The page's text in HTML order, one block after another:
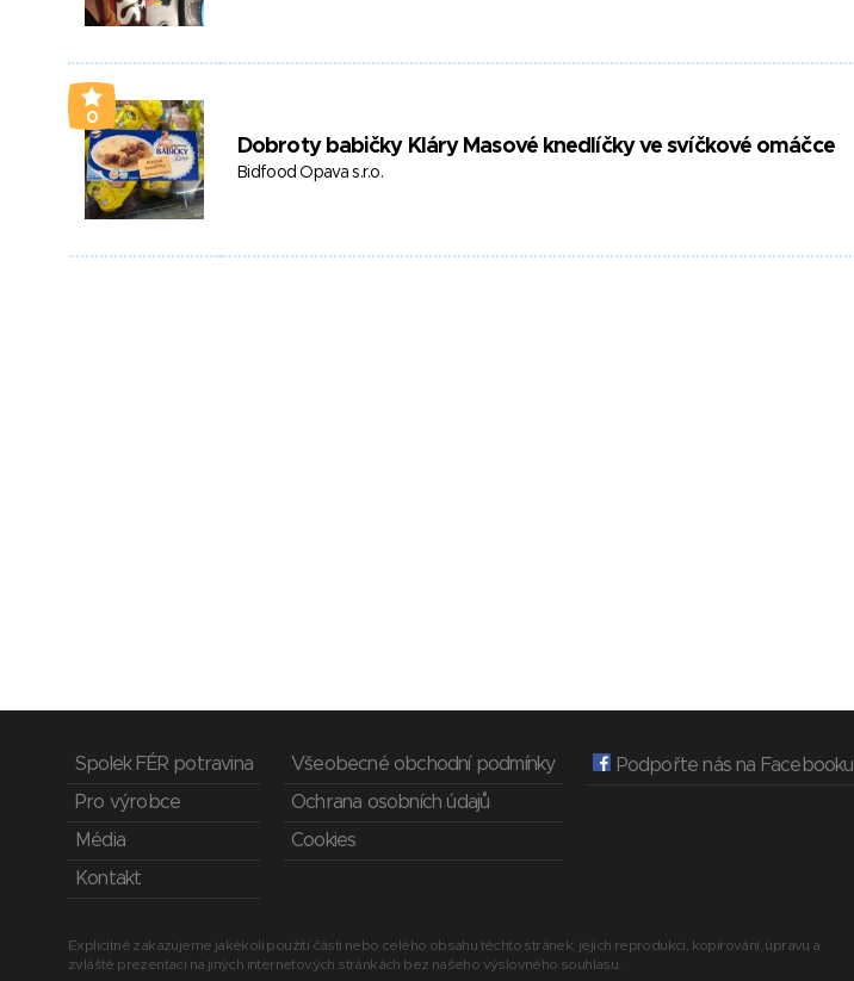
0
Dobroty babičky Kláry Masové knedlíčky ve svíčkové omáčce
Bidfood Opava s.r.o.
Spolek FÉR potravina
Pro výrobce
Média
Kontakt
Všeobecné obchodní podmínky
Ochrana osobních údajů
Cookies
Podpořte nás na Facebooku
Explicitně zakazujeme jakékoli použití části nebo celého obsahu těchto stránek, jejich reprodukci, kopírování, úpravu a
zvláště prezentaci na jiných internetových stránkách bez našeho výslovného souhlasu.